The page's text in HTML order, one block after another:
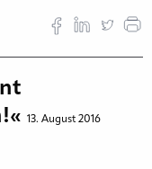
13. August 2016